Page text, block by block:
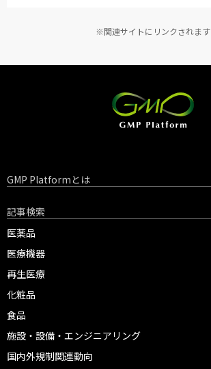
※関連サイトにリンクされます
GMP Platformとは
記事検索
医薬品
医療機器
再生医療
化粧品
食品
施設・設備・エンジニアリング
国内外規制関連動向